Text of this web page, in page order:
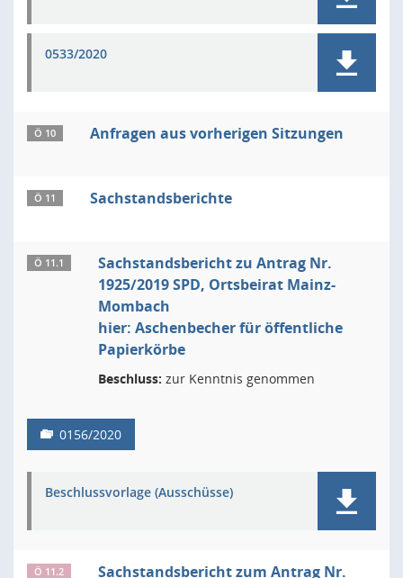
0533/2020
Ö 10 Anfragen aus vorherigen Sitzungen
Ö 11 Sachstandsberichte
Ö 11.1
Sachstandsbericht zu Antrag Nr.
1925/2019 SPD, Ortsbeirat Mainz-
Mombach
hier: Aschenbecher für öffentliche
Papierkörbe
Beschluss: zur Kenntnis genommen
0156/2020
Beschlussvorlage (Ausschüsse)
Ö 11.2
Sachstandsbericht zum Antrag Nr.